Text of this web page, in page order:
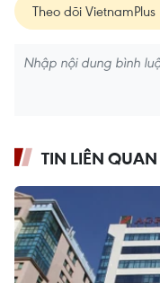
Theo dõi VietnamPlus
TIN LIÊN QUAN